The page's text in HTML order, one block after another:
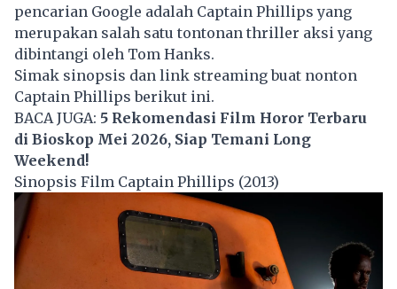
pencarian Google adalah Captain Phillips yang
merupakan salah satu tontonan thriller aksi yang
dibintangi oleh Tom Hanks.
Simak sinopsis dan link streaming buat nonton
Captain Phillips berikut ini.
BACA JUGA: 5 Rekomendasi Film Horor Terbaru
di Bioskop Mei 2026, Siap Temani Long
Weekend!
Sinopsis Film Captain Phillips (2013)